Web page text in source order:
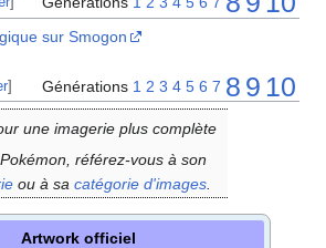
sur Smogon
] Générations 1 2 3 4 5 6 7 8 9 10
une imagerie plus complète
référez-vous à son
ou à sa catégorie d'images.
Artwork officiel